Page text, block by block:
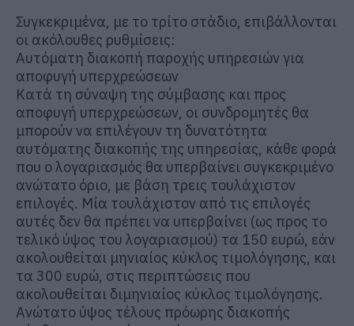
Συγκεκριμένα, με το τρίτο στάδιο, επιβάλλονται
οι ακόλουθες ρυθμίσεις:
Αυτόματη διακοπή παροχής υπηρεσιών για
αποφυγή υπερχρεώσεων
Κατά τη σύναψη της σύμβασης και προς
αποφυγή υπερχρεώσεων, οι συνδρομητές θα
μπορούν να επιλέγουν τη δυνατότητα
αυτόματης διακοπής της υπηρεσίας, κάθε φορά
που ο λογαριασμός θα υπερβαίνει συγκεκριμένο
ανώτατο όριο, με βάση τρεις τουλάχιστον
επιλογές. Μία τουλάχιστον από τις επιλογές
αυτές δεν θα πρέπει να υπερβαίνει (ως προς το
τελικό ύψος του λογαριασμού) τα 150 ευρώ, εάν
ακολουθείται μηνιαίος κύκλος τιμολόγησης, και
τα 300 ευρώ, στις περιπτώσεις που
ακολουθείται διμηνιαίος κύκλος τιμολόγησης.
Ανώτατο ύψος τέλους πρόωρης διακοπής